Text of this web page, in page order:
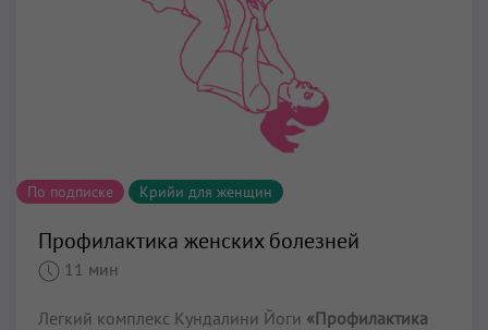
По подписке Крийи для женщин
Профилактика женских болезней
11 мин
Легкий комплекс Кундалини Йоги «Профилактика